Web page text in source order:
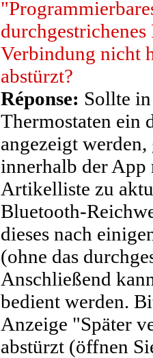
Verbindung nicht
abstürzt?
Réponse: Sollte
Thermostaten ein
angezeigt
innerhalb der App
Artikelliste zu
Bluetooth-
dieses nach
(ohne das
Anschließend
bedient werden.
Anzeige "Später
abstürzt (öffnen